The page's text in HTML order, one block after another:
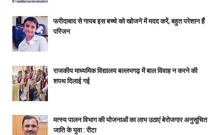
फरीदाबाद से गायब इस बच्चे को खोजने में मदद करें, बहुत परेशान हैं
परिजन
राजकीय माध्यमिक विद्यालय बल्लभगढ़ में बाल विवाह न करने की
शपथ दिलाई गई
मत्स्य पालन विभाग की योजनाओं का लाभ उठाएं बेरोजगार अनुसूचित
जाति के युवा : रीटा